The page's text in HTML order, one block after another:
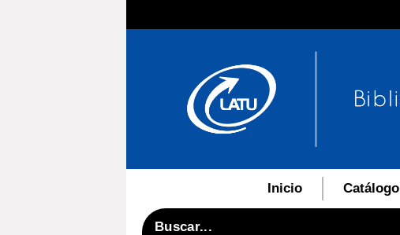
Inicio Catálogo
Buscar...